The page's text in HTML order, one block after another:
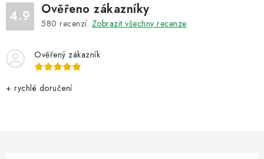
4.9 Ověřeno zákazníky
580 recenzí. Zobrazit všechny recenze
Ověřený zákazník
+ rychlé doručení